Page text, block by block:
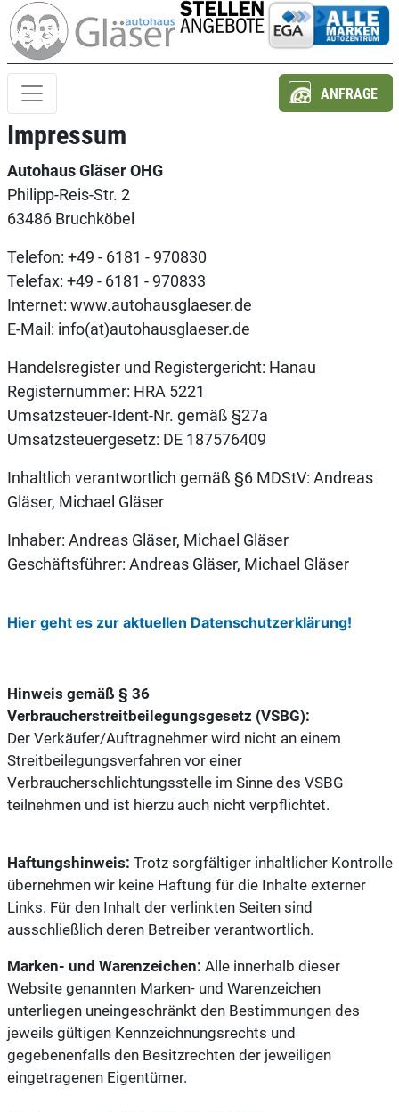
ANFRAGE
Impressum
Autohaus Gläser OHG
Philipp-Reis-Str. 2
63486 Bruchköbel
Telefon: +49 - 6181 - 970830
Telefax: +49 - 6181 - 970833
Internet: www.autohausglaeser.de
E-Mail: info(at)autohausglaeser.de
Handelsregister und Registergericht: Hanau
Registernummer: HRA 5221
Umsatzsteuer-Ident-Nr. gemäß §27a
Umsatzsteuergesetz: DE 187576409
Inhaltlich verantwortlich gemäß §6 MDStV: Andreas
Gläser, Michael Gläser
Inhaber: Andreas Gläser, Michael Gläser
Geschäftsführer: Andreas Gläser, Michael Gläser
Hier geht es zur aktuellen Datenschutzerklärung!
Hinweis gemäß § 36
Verbraucherstreitbeilegungsgesetz (VSBG):
Der Verkäufer/Auftragnehmer wird nicht an einem
Streitbeilegungsverfahren vor einer
Verbraucherschlichtungsstelle im Sinne des VSBG
teilnehmen und ist hierzu auch nicht verpflichtet.
Haftungshinweis: Trotz sorgfältiger inhaltlicher Kontrolle
übernehmen wir keine Haftung für die Inhalte externer
Links. Für den Inhalt der verlinkten Seiten sind
ausschließlich deren Betreiber verantwortlich.
Marken- und Warenzeichen: Alle innerhalb dieser
Website genannten Marken- und Warenzeichen
unterliegen uneingeschränkt den Bestimmungen des
jeweils gültigen Kennzeichnungsrechts und
gegebenenfalls den Besitzrechten der jeweiligen
eingetragenen Eigentümer.